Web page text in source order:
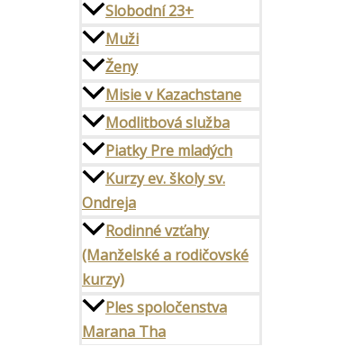
Slobodní 23+
Muži
Ženy
Misie v Kazachstane
Modlitbová služba
Piatky Pre mladých
Kurzy ev. školy sv.
Ondreja
Rodinné vzťahy
(Manželské a rodičovské
kurzy)
Ples spoločenstva
Marana Tha